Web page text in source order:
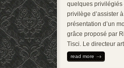
quelques privilégiés
privilège d’assister
présentation d’un
grâce proposé par
Tisci. Le directeur
read more